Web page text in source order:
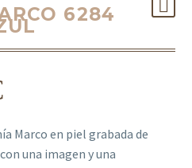
6284
Marco en piel grabada de
una imagen y una